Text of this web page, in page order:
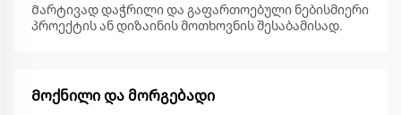
Მარტივად დაჭრილი და გაფართოებული ნებისმიერი
პროექტის ან დიზაინის მოთხოვნის შესაბამისად.
Მოქნილი და მორგებადი